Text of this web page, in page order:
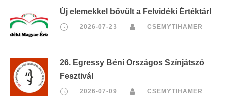
Új elemekkel bővült a Felvidéki Értéktár!
2026-07-23 CSEMYTIHAMER
26. Egressy Béni Országos Színjátszó
Fesztivál
2026-07-09 CSEMYTIHAMER